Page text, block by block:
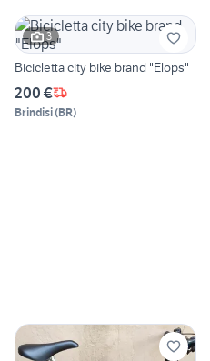
3
Bicicletta city bike brand "Elops"
200 €
Brindisi(BR)